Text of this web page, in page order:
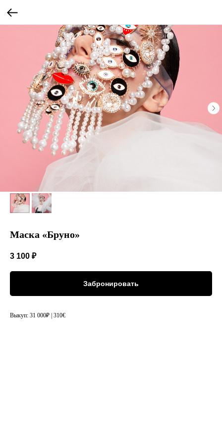
Маска «Бруно»
3 100 ₽
Забронировать
Выкуп: 31 000₽ | 310€